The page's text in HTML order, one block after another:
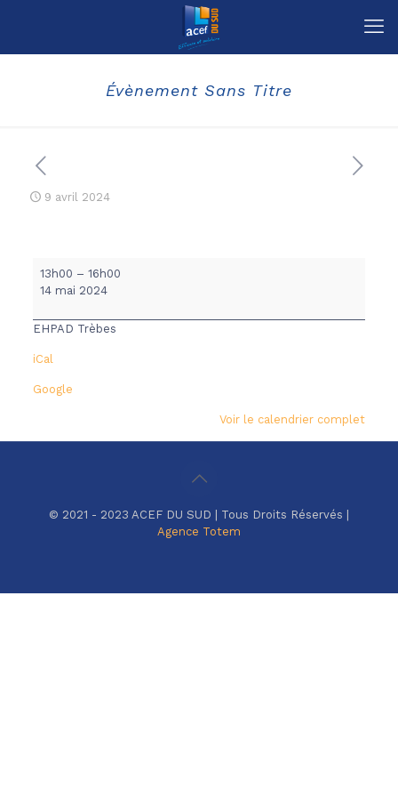
Évènement Sans Titre
9 avril 2024
ANIMATION
BPS/ACEF
13h00 – 16h00
14 mai 2024
EHPAD Trèbes
iCal
Google
Voir le calendrier complet
© 2021 - 2023 ACEF DU SUD | Tous Droits Réservés |
Agence Totem